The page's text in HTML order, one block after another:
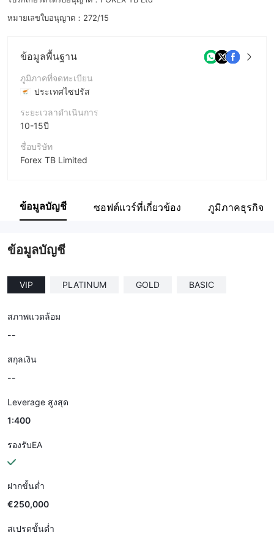
หมายเลขใบอนุญาต：272/15
ข้อมูลพื้นฐาน
ภูมิภาคที่จดทะเบียน
ประเทศไซปรัส
ระยะเวลาดำเนินการ
10-15ปี
ชื่อบริษัท
Forex TB Limited
พนักงานบริษัท
ข้อมูลบัญชี ซอฟต์แวร์ที่เกี่ยวข้อง ภูมิภาคธุรกิจ
ข้อมูลบัญชี
VIP PLATINUM GOLD BASIC
สภาพแวดล้อม
--
สกุลเงิน
--
Leverage สูงสุด
1:400
รองรับEA
ฝากขั้นต่ำ
€250,000
สเปรดขั้นต่ำ